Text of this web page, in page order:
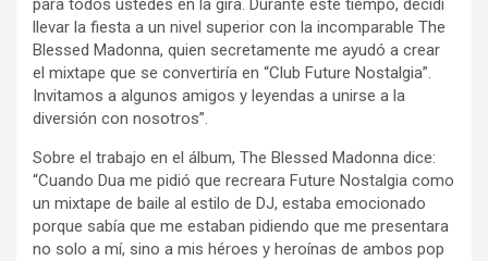
para todos ustedes en la gira. Durante este tiempo, decidí
llevar la fiesta a un nivel superior con la incomparable The
Blessed Madonna, quien secretamente me ayudó a crear
el mixtape que se convertiría en “Club Future Nostalgia”.
Invitamos a algunos amigos y leyendas a unirse a la
diversión con nosotros”.
Sobre el trabajo en el álbum, The Blessed Madonna dice:
“Cuando Dua me pidió que recreara Future Nostalgia como
un mixtape de baile al estilo de DJ, estaba emocionado
porque sabía que me estaban pidiendo que me presentara
no solo a mí, sino a mis héroes y heroínas de ambos pop